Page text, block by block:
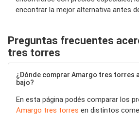
encontrar la mejor alternativa antes
Preguntas frecuentes
tres torres
¿Dónde comprar Amargo tres torres
bajo?
En esta página podés comparar los
Amargo tres torres en distintos